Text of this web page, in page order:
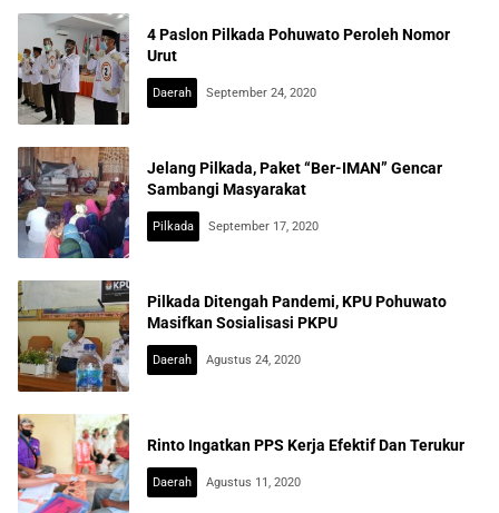
4 Paslon Pilkada Pohuwato Peroleh Nomor
Urut
Daerah September 24, 2020
Jelang Pilkada, Paket “Ber-IMAN” Gencar
Sambangi Masyarakat
Pilkada September 17, 2020
Pilkada Ditengah Pandemi, KPU Pohuwato
Masifkan Sosialisasi PKPU
Daerah Agustus 24, 2020
Rinto Ingatkan PPS Kerja Efektif Dan Terukur
Daerah Agustus 11, 2020